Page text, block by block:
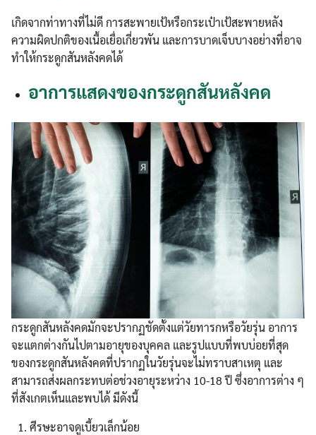
เกิดจากท่าทางที่ไม่ดี การสะพายเป้หรือกระเป๋าเป้สะพายหลัง
ความผิดปกติของเนื้อเยื่อเกี่ยวพัน และการบาดเจ็บบางอย่างที่อาจ
ทำให้กระดูกสันหลังคดได้
อาการแสดงของกระดูกสันหลังคด
กระดูกสันหลังคดมักจะปรากฏชัดตั้งแต่วัยทารกหรือวัยรุ่น อาการ
จะแตกต่างกันไปตามอายุของบุคคล และรูปแบบที่พบบ่อยที่สุด
ของกระดูกสันหลังคดที่ปรากฏในวัยรุ่นจะไม่ทราบสาเหตุ และ
สามารถส่งผลกระทบต่อช่วงอายุระหว่าง 10-18 ปี ซึ่งอาการต่าง ๆ
ที่สังเกตเห็นและพบได้ มีดังนี้
ศีรษะอาจดูเบี้ยวเล็กน้อย